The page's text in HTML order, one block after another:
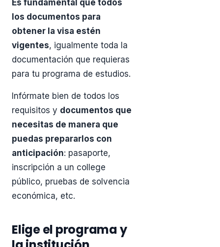
Es fundamental que todos
los documentos para
obtener la visa estén
vigentes, igualmente toda la
documentación que requieras
para tu programa de estudios.
Infórmate bien de todos los
requisitos y documentos que
necesitas de manera que
puedas prepararlos con
anticipación: pasaporte,
inscripción a un college
público, pruebas de solvencia
económica, etc.
Elige el programa y